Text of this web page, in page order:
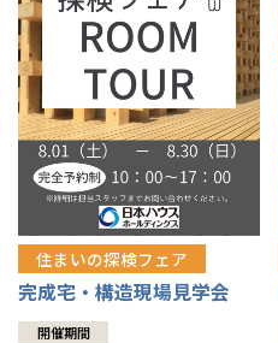
住まいの探検フェア
完成宅・構造現場見学会
開催期間
群馬
滋賀
和歌山
鳥取
島根
広島
山口
徳島
高知
熊本
大分
宮崎
鹿児島
長崎
沖縄
応します。お気軽にご相談くださ
栃木県
宇都宮
小山
群馬県
群馬
伊勢崎
大分県
大分
宮崎県
宮崎
鹿児島県
鹿児島